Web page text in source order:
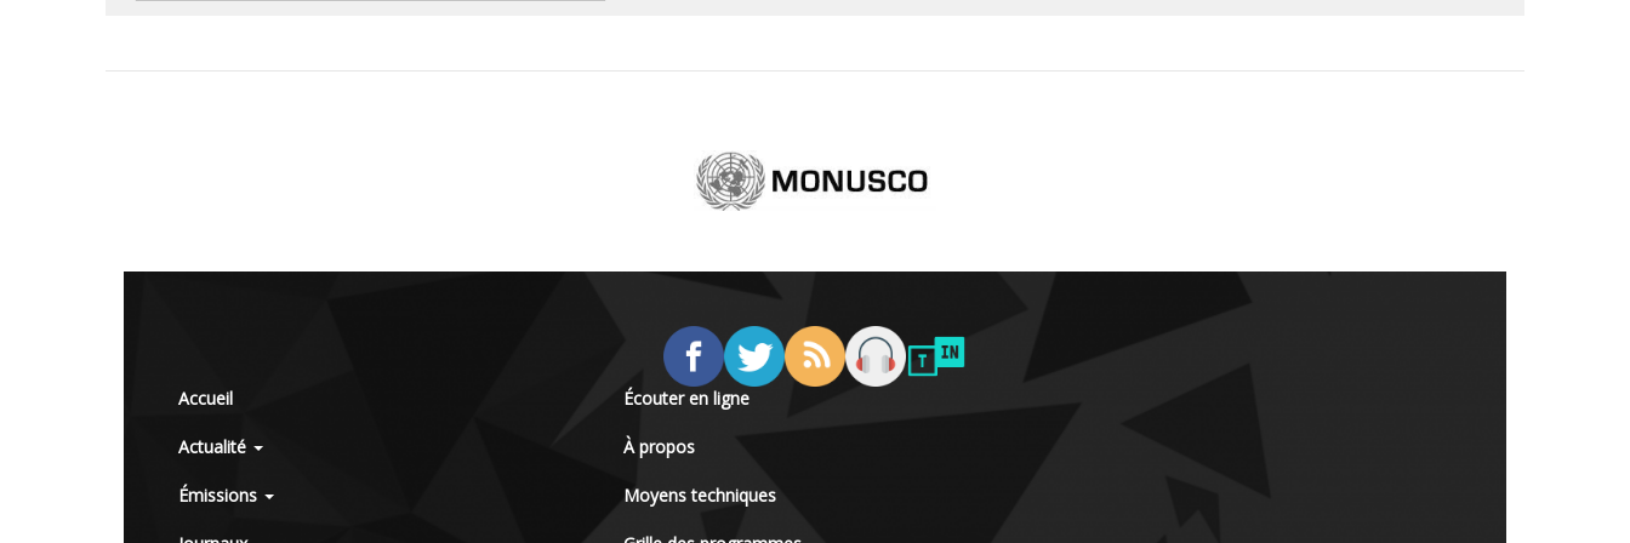
Accueil
Actualité
Émissions
Écouter en ligne
À propos
Moyens techniques